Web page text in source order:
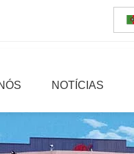
NOTÍCIAS